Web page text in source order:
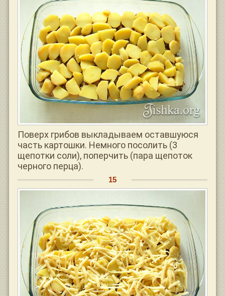
Поверх грибов выкладываем оставшуюся
часть картошки. Немного посолить (3
щепотки соли), поперчить (пара щепоток
черного перца).